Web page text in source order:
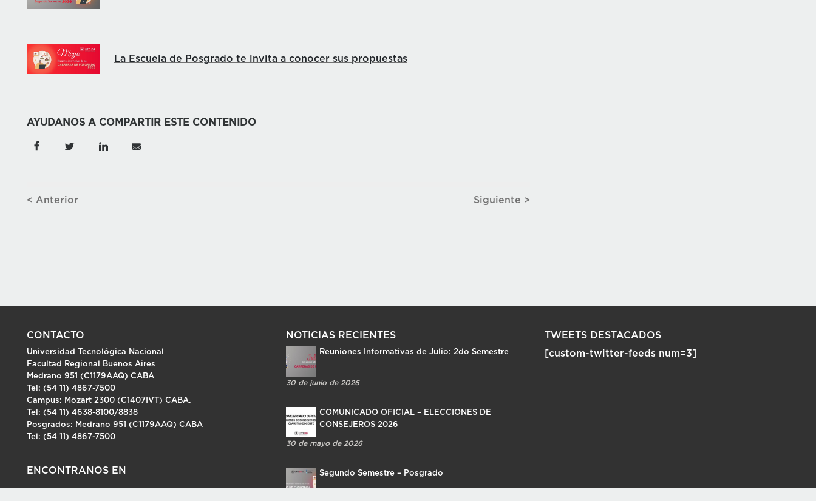
La Escuela de Posgrado te invita a conocer sus propuestas
AYUDANOS A COMPARTIR ESTE CONTENIDO
< Anterior Siguiente >
CONTACTO
Universidad Tecnológica Nacional
Facultad Regional Buenos Aires
Medrano 951 (C1179AAQ) CABA
Tel: (54 11) 4867-7500
Campus: Mozart 2300 (C1407IVT) CABA.
Tel: (54 11) 4638-8100/8838
Posgrados: Medrano 951 (C1179AAQ) CABA
Tel: (54 11) 4867-7500
ENCONTRANOS EN
NOTICIAS RECIENTES
Reuniones Informativas de Julio: 2do Semestre
30 de junio de 2026
COMUNICADO OFICIAL – ELECCIONES DE
CONSEJEROS 2026
30 de mayo de 2026
Segundo Semestre – Posgrado
TWEETS DESTACADOS
[custom-twitter-feeds num=3]